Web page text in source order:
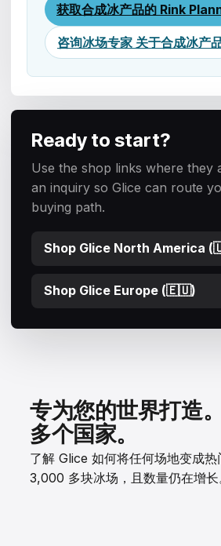
获取合成冰产品的 Rink
咨询冰场专家 关于合成冰产
Ready to start?
Use the shop links where they
an inquiry so Glice can route
buying path.
Shop Glice North
Shop Glice Europe (🇪🇺)
专为您的世界打造
多个国家。
了解 Glice 如何将任何场地变成
3,000 多块冰场，且数量仍在增长